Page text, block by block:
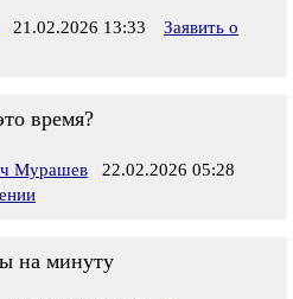
21.02.2026 13:33
Заявить о
время?
Мурашев 22.02.2026 05:28
на минуту